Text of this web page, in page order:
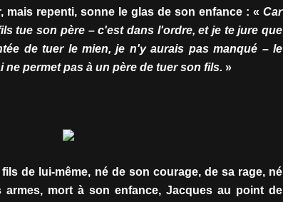
mais repenti, sonne le glas de son enfance : « Car
tue son père – c'est dans l'ordre, et je te jure que
de tuer le mien, je n'y aurais pas manqué – le
ne permet pas à un père de tuer son fils. »
de lui-même, né de son courage, de sa rage, né
armes, mort à son enfance, Jacques au point de